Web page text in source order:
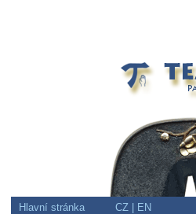
Hlavní stránka CZ | EN